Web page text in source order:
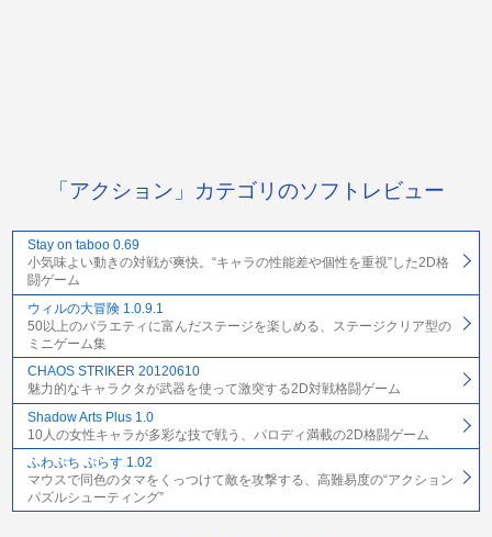
「アクション」カテゴリのソフトレビュー
Stay on taboo 0.69
小気味よい動きの対戦が爽快。“キャラの性能差や個性を重視”した2D格
闘ゲーム
ウィルの大冒険 1.0.9.1
50以上のバラエティに富んだステージを楽しめる、ステージクリア型の
ミニゲーム集
CHAOS STRIKER 20120610
魅力的なキャラクタが武器を使って激突する2D対戦格闘ゲーム
Shadow Arts Plus 1.0
10人の女性キャラが多彩な技で戦う、パロディ満載の2D格闘ゲーム
ふわぷち ぷらす 1.02
マウスで同色のタマをくっつけて敵を攻撃する、高難易度の“アクション
パズルシューティング”